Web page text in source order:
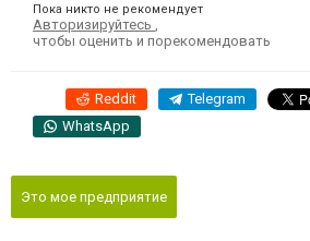
Пока никто не рекомендует
Авторизируйтесь
чтобы оценить и порекомендовать
Reddit Telegram
WhatsApp
Это мое предприятие